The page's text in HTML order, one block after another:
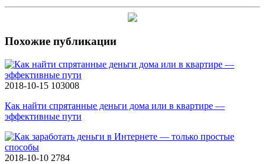
Похожие публикации
2018-10-15 103008
Как найти спрятанные деньги дома или в квартире —
эффективные пути
2018-10-10 2784